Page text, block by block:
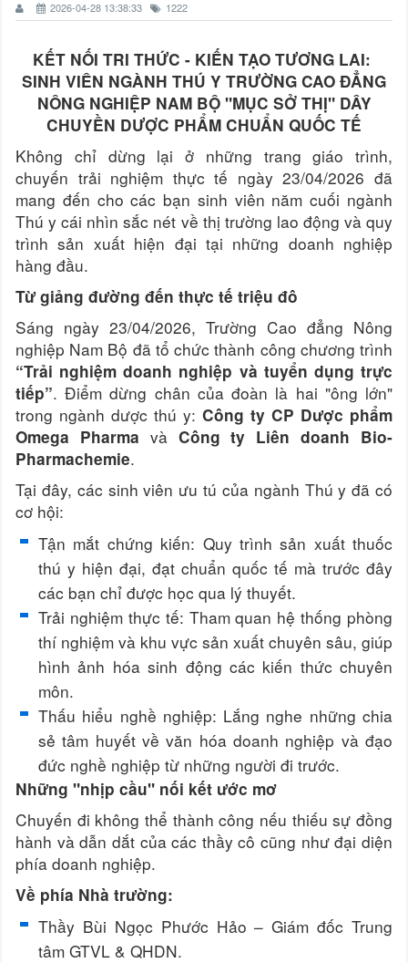
2026-04-28 13:38:33 1222
KẾT NỐI TRI THỨC - KIẾN TẠO TƯƠNG LAI:
SINH VIÊN NGÀNH THÚ Y TRƯỜNG CAO ĐẲNG
NÔNG NGHIỆP NAM BỘ "MỤC SỞ THỊ" DÂY
CHUYỀN DƯỢC PHẨM CHUẨN QUỐC TẾ
Không chỉ dừng lại ở những trang giáo trình,
chuyến trải nghiệm thực tế ngày 23/04/2026 đã
mang đến cho các bạn sinh viên năm cuối ngành
Thú y cái nhìn sắc nét về thị trường lao động và quy
trình sản xuất hiện đại tại những doanh nghiệp
hàng đầu.
Từ giảng đường đến thực tế triệu đô
Sáng ngày 23/04/2026, Trường Cao đẳng Nông
nghiệp Nam Bộ đã tổ chức thành công chương trình
“Trải nghiệm doanh nghiệp và tuyển dụng trực
tiếp”. Điểm dừng chân của đoàn là hai "ông lớn"
trong ngành dược thú y: Công ty CP Dược phẩm
Omega Pharma và Công ty Liên doanh Bio-
Pharmachemie.
Tại đây, các sinh viên ưu tú của ngành Thú y đã có
cơ hội:
Tận mắt chứng kiến: Quy trình sản xuất thuốc
thú y hiện đại, đạt chuẩn quốc tế mà trước đây
các bạn chỉ được học qua lý thuyết.
Trải nghiệm thực tế: Tham quan hệ thống phòng
thí nghiệm và khu vực sản xuất chuyên sâu, giúp
hình ảnh hóa sinh động các kiến thức chuyên
môn.
Thấu hiểu nghề nghiệp: Lắng nghe những chia
sẻ tâm huyết về văn hóa doanh nghiệp và đạo
đức nghề nghiệp từ những người đi trước.
Những "nhịp cầu" nối kết ước mơ
Chuyến đi không thể thành công nếu thiếu sự đồng
hành và dẫn dắt của các thầy cô cũng như đại diện
phía doanh nghiệp.
Về phía Nhà trường:
Thầy Bùi Ngọc Phước Hảo – Giám đốc Trung
tâm GTVL & QHDN.